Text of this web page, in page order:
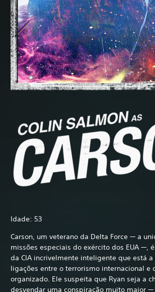
Idade: 53
Carson, um veterano da Delta Force — a
missões especiais do exército dos EUA —,
da CIA incrivelmente inteligente que está
ligações entre o terrorismo internacional e
organizado. Ele suspeita que Ryan seja a
desvendar uma conspiração muito maior